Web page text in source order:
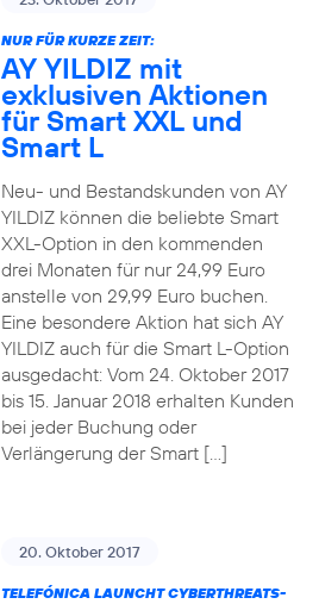
NUR FÜR KURZE ZEIT:
AY YILDIZ mit
exklusiven Aktionen
für Smart XXL und
Smart L
Neu- und Bestandskunden von AY
YILDIZ können die beliebte Smart
XXL-Option in den kommenden
drei Monaten für nur 24,99 Euro
anstelle von 29,99 Euro buchen.
Eine besondere Aktion hat sich AY
YILDIZ auch für die Smart L-Option
ausgedacht: Vom 24. Oktober 2017
bis 15. Januar 2018 erhalten Kunden
bei jeder Buchung oder
Verlängerung der Smart […]
20. Oktober 2017
TELEFÓNICA LAUNCHT CYBERTHREATS-